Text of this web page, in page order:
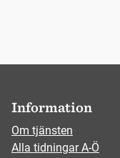
Information
Om tjänsten
Alla tidningar A-Ö